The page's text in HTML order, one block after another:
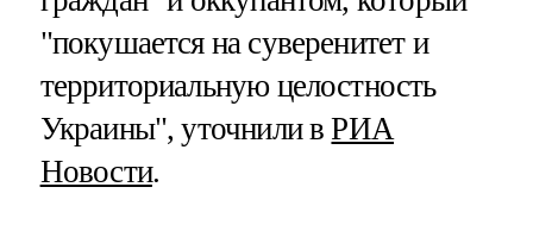
"покушается на суверенитет и
территориальную целостность
Украины", уточнили вРИА
Новости.